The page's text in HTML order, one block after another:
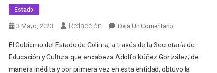
Estado
3 Mayo, 2023 Redacción Deja Un ComentarioEn
Colima
Obtiene
El Gobierno del Estado de Colima, a través de la Secretaría de
Educación y Cultura que encabeza Adolfo Núñez González; de
manera inédita y por primera vez en esta entidad, obtuvo la